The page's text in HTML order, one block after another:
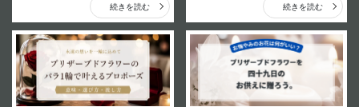
続きを読む 続きを読む